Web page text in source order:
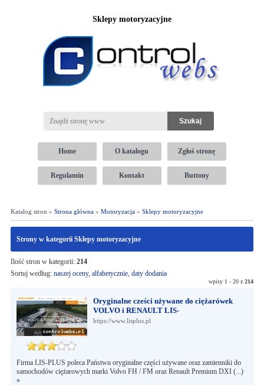
Sklepy motoryzacyjne
Home O katalogu Zgłoś stronę
Regulamin Kontakt Buttony
Katalog stron » Strona główna» Motoryzacja» Sklepy motoryzacyjne
Strony w kategorii Sklepy motoryzacyjne
Ilość stron w kategorii: 214
Sortuj według: naszej oceny, alfabetycznie, daty dodania
wpisy 1 - 20 z214
Oryginalne cześci używane do ciężarówek
VOLVO i RENAULT LIS-
https://www.lisplus.pl
Firma LIS-PLUS poleca Państwu oryginalne części używane oraz zamienniki do
samochodów ciężarowych marki Volvo FH / FM oraz Renault Premium DXI (...)
»